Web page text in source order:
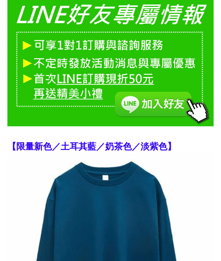
【限量新色／土耳其藍／奶茶色／淡紫色】